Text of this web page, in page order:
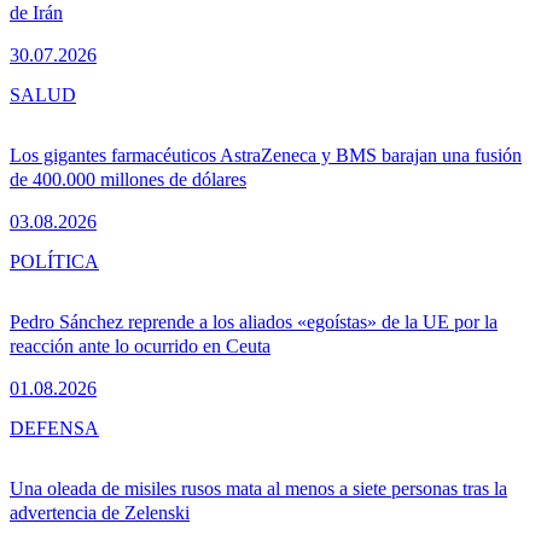
de Irán
30.07.2026
Los gigantes farmacéuticos AstraZeneca y BMS barajan una fusión
de 400.000 millones de dólares
03.08.2026
SALUD
Pedro Sánchez reprende a los aliados «egoístas» de la UE por la
reacción ante lo ocurrido en Ceuta
01.08.2026
POLÍTICA
Una oleada de misiles rusos mata al menos a siete personas tras la
advertencia de Zelenski
DEFENSA